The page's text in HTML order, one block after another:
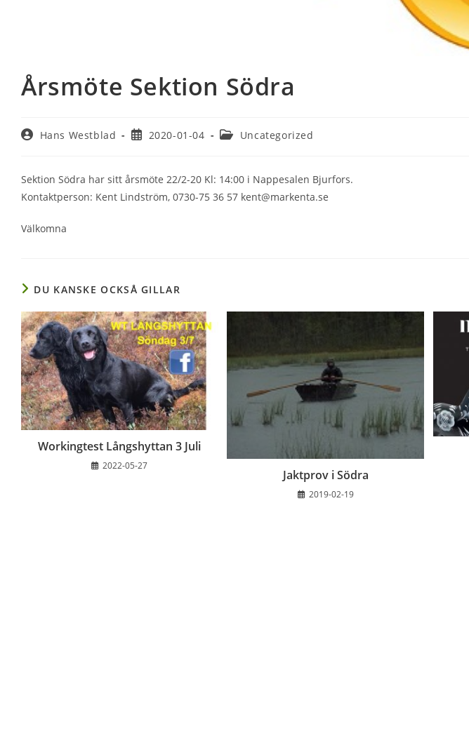
Årsmöte Sektion Södra
Inläggsförfattare:
Hans Westblad
Inlägget
2020-01-04 Inläggskategori:
Uncategorized
Sektion Södra har sitt årsmöte 22/2-20 Kl: 14:00 i Nappesalen Bjurfors.
Kontaktperson: Kent Lindström, 0730-75 36 57 kent@markenta.se
Välkomna
DU KANSKE OCKSÅ GILLAR
Workingtest Långshyttan 3 Juli
2022-05-27
Jaktprov i Södra
2019-02-19